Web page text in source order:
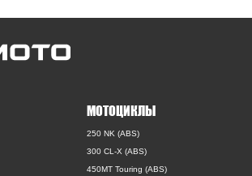
МОТОЦИКЛЫ
250 NK (ABS)
300 CL-X (ABS)
450MT Touring (ABS)